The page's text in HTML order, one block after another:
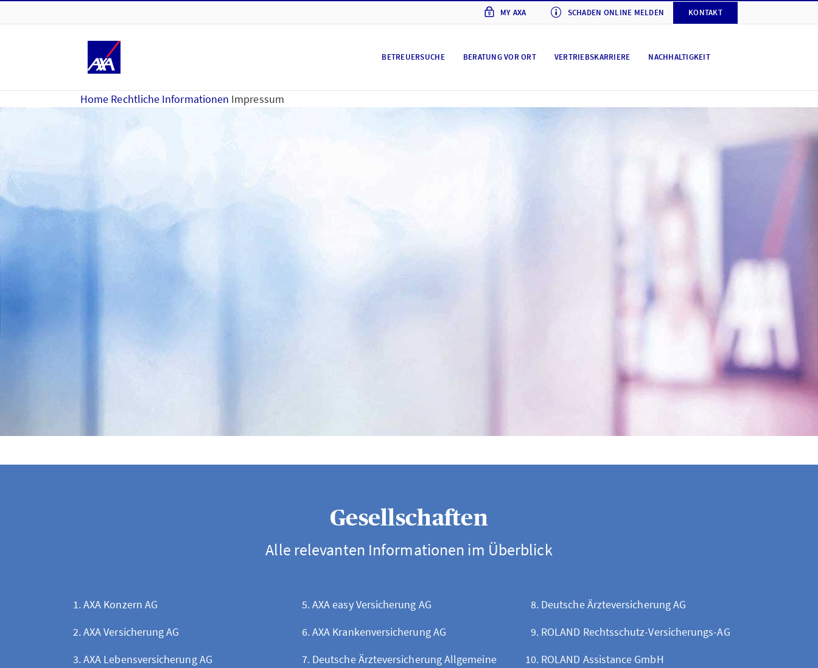
MY AXA SCHADEN ONLINE MELDEN KONTAKT
BETREUERSUCHE BERATUNG VOR ORT VERTRIEBSKARRIERE NACHHALTIGKEIT
Home Rechtliche Informationen Impressum
Gesellschaften
Alle relevanten Informationen im Überblick
AXA Konzern AG
AXA Versicherung AG
AXA Lebensversicherung AG
AXA easy Versicherung AG
AXA Krankenversicherung AG
Deutsche Ärzteversicherung Allgemeine
Deutsche Ärzteversicherung AG
ROLAND Rechtsschutz-Versicherungs-AG
ROLAND Assistance GmbH